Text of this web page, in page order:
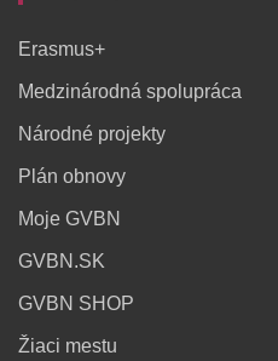
Erasmus+
Medzinárodná spolupráca
Národné projekty
Plán obnovy
Moje GVBN
GVBN.SK
GVBN SHOP
Žiaci mestu